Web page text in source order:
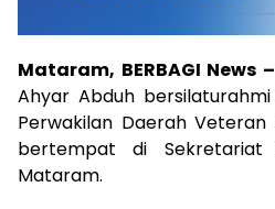
Mataram, BERBAGI News
Ahyar Abduh
Perwakilan Daerah Veteran
bertempat di Sekretariat
Mataram.